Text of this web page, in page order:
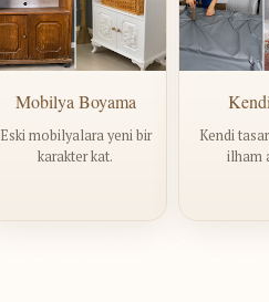
Mobilya Boyama
Eski mobilyalara yeni bir
karakter kat.
Kendi
ilham